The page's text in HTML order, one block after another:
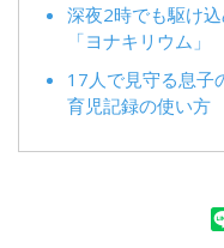
深夜2時でも駆け
「ヨナキリウム」
17人で見守る息子
育児記録の使い方